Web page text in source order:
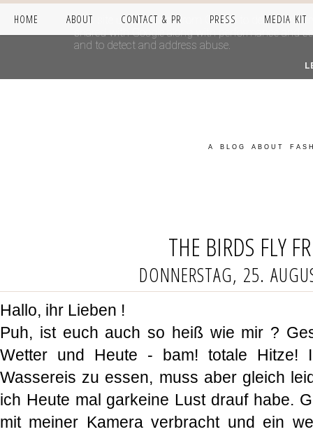
HOME ABOUT CONTACT & PR PRESS MEDIA KIT
A BLOG ABOUT
THE BIRDS FLY
DONNERSTAG, 25.
Hallo, ihr Lieben !
Puh, ist euch auch so heiß wie mir ?
Wetter und Heute - bam! totale Hitze!
Wassereis zu essen, muss aber gleich
ich Heute mal garkeine Lust drauf habe.
mit meiner Kamera verbracht und ein
This site uses cookies from Google to deliver its
shared with Google along with performance and
and to detect and address abuse.